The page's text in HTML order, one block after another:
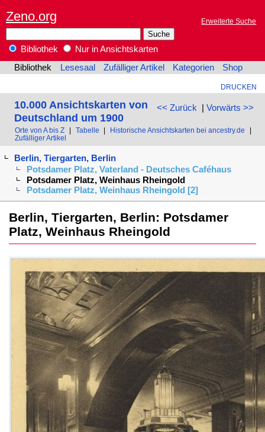
Zeno.org Erweiterte Suche
Bibliothek
Nur in Ansichtskarten
Bibliothek
Lesesaal Zufälliger Artikel Kategorien Shop
DRUCKEN
<< Zurück | Vorwärts >>
10.000 Ansichtskarten von
Deutschland um 1900
Orte von A bis Z Tabelle Historische Ansichtskarten bei ancestry.de
Zufälliger Artikel
Berlin, Tiergarten, Berlin
Potsdamer Platz, Vaterland - Deutsches Caféhaus
Potsdamer Platz, Weinhaus Rheingold
Potsdamer Platz, Weinhaus Rheingold [2]
Berlin, Tiergarten, Berlin: Potsdamer
Platz, Weinhaus Rheingold